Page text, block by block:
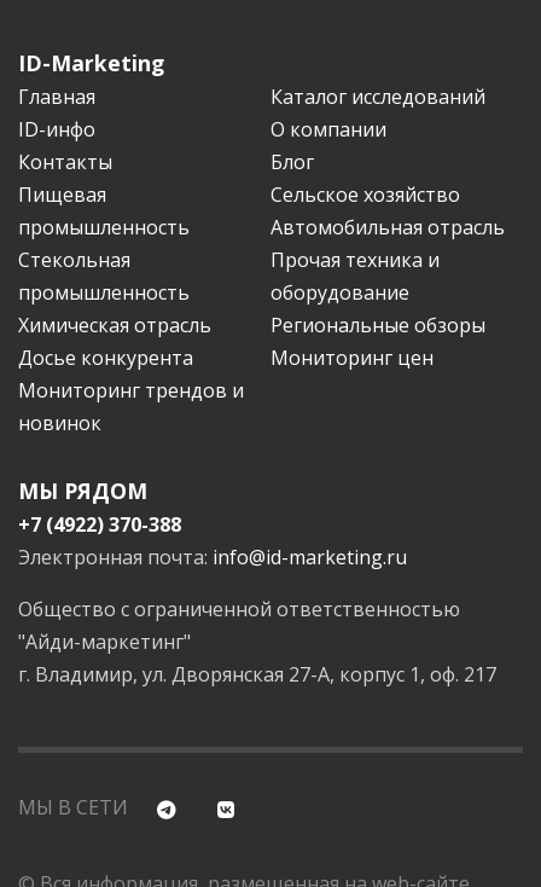
ID-Marketing
Главная
Каталог исследований
ID-инфо
О компании
Контакты
Блог
Пищевая
промышленность
Сельское хозяйство
Автомобильная отрасль
Стекольная
промышленность
Прочая техника и
оборудование
Химическая отрасль
Региональные обзоры
Досье конкурента
Мониторинг цен
Мониторинг трендов и
новинок
МЫ РЯДОМ
+7 (4922) 370-388
Электронная почта: info@id-marketing.ru
Общество с ограниченной ответственностью
"Айди-маркетинг"
г. Владимир, ул. Дворянская 27-А, корпус 1, оф. 217
МЫ В СЕТИ